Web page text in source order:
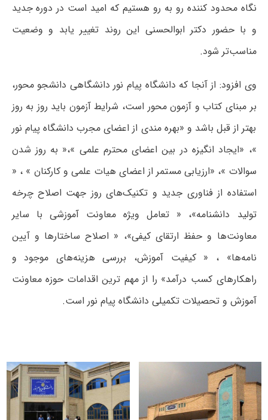
نگاه محدود کننده رو به رو هستیم که امید است در دوره جدید
و با حضور دکتر ابوالحسنی این روند تغییر یابد و وضعیت
مناسب‌تر شود.
وی افزود: از آنجا که دانشگاه پیام نور دانشگاهی دانشجو محور،
بر مبنای کتاب و آزمون محور است، شرایط آزمون باید روز به روز
بهتر از قبل باشد و «بهره مندی از اعضای مجرب دانشگاه پیام نور
»، «ایجاد انگیزه در بین اعضای محترم علمی »،« به روز شدن
سوالات »، «ارزیابی مستمر از اعضای هیات علمی و کارکنان » ، «
استفاده از فناوری جدید و تکنیک‌های روز جهت اصلاح چرخه
تولید دانشنامه»، « تعامل ویژه معاونت آموزشی با سایر
معاونت‌ها و حفظ ارتقای کیفی»، « اصلاح ساختارها و آیین
نامه‌ها» ، « کیفیت آموزش، بررسی هزینه‌های موجود و
راهکارهای کسب درآمد» را از مهم ترین اقدامات حوزه معاونت
آموزش و تحصیلات تکمیلی دانشگاه پیام نور است.